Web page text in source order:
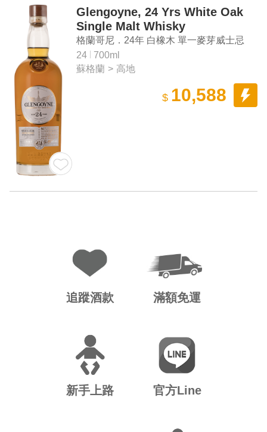
Glengoyne, 24 Yrs White Oak
Single Malt Whisky
格蘭哥尼．24年 白橡木 單一麥芽威士忌
24
700ml
蘇格蘭 > 高地
$ 10,588
追蹤酒款 滿額免運
新手上路 官方Line